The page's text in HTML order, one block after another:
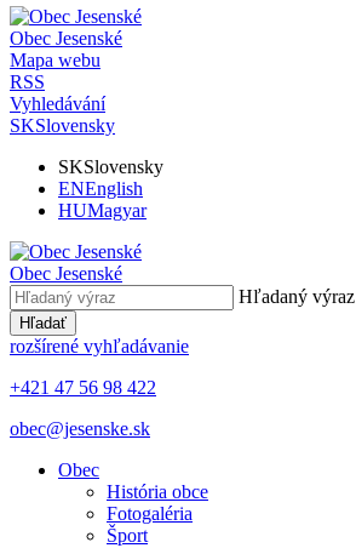
Obec Jesenské
Mapa webu
RSS
Vyhledávání
SKSlovensky
SKSlovensky
ENEnglish
HUMagyar
Obec Jesenské
Hľadaný výraz
Hľadať
rozšírené vyhľadávanie
+421 47 56 98 422
obec@jesenske.sk
Obec
História obce
Fotogaléria
Šport